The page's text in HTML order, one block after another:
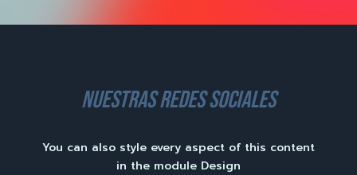
nuestras redes sociales
You can also style every aspect of this content
in the module Design